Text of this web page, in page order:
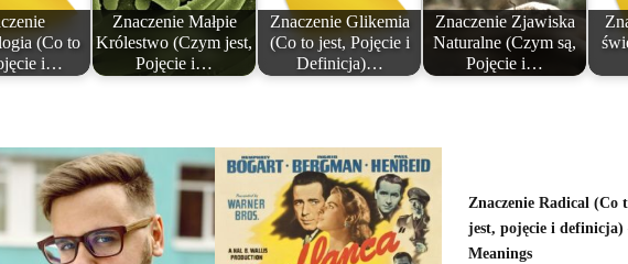
(Co to
i…
Znaczenie Małpie
Królestwo (Czym jest,
Pojęcie i…
Znaczenie Glikemia
(Co to jest, Pojęcie i
Definicja)…
Znaczenie Zjawiska
Naturalne (Czym są,
Pojęcie i…
Znaczenie Radical (Co
jest, pojęcie i definicja)
Meanings